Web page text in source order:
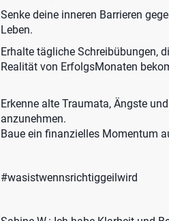
Senke deine inneren Barrieren
Leben.
Erhalte tägliche Schreibübungen,
Realität von ErfolgsMonaten
Erkenne alte Traumata, Ängste
anzunehmen.
Baue ein finanzielles Momentum
#wasistwennsrichtiggeilwird